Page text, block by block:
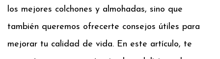
los mejores colchones y almohadas, sino que
también queremos ofrecerte consejos útiles para
mejorar tu calidad de vida. En este artículo, te